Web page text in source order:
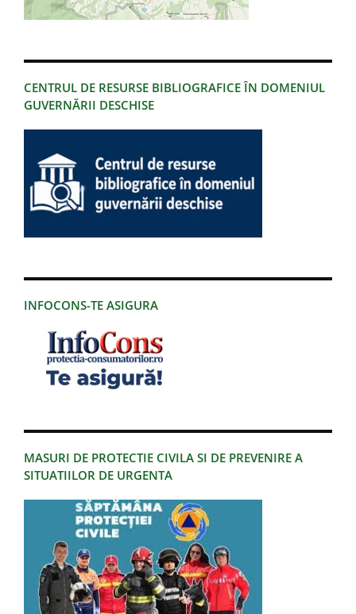
CENTRUL DE RESURSE BIBLIOGRAFICE ÎN DOMENIUL
GUVERNĂRII DESCHISE
INFOCONS-TE ASIGURA
MASURI DE PROTECTIE CIVILA SI DE PREVENIRE A
SITUATIILOR DE URGENTA